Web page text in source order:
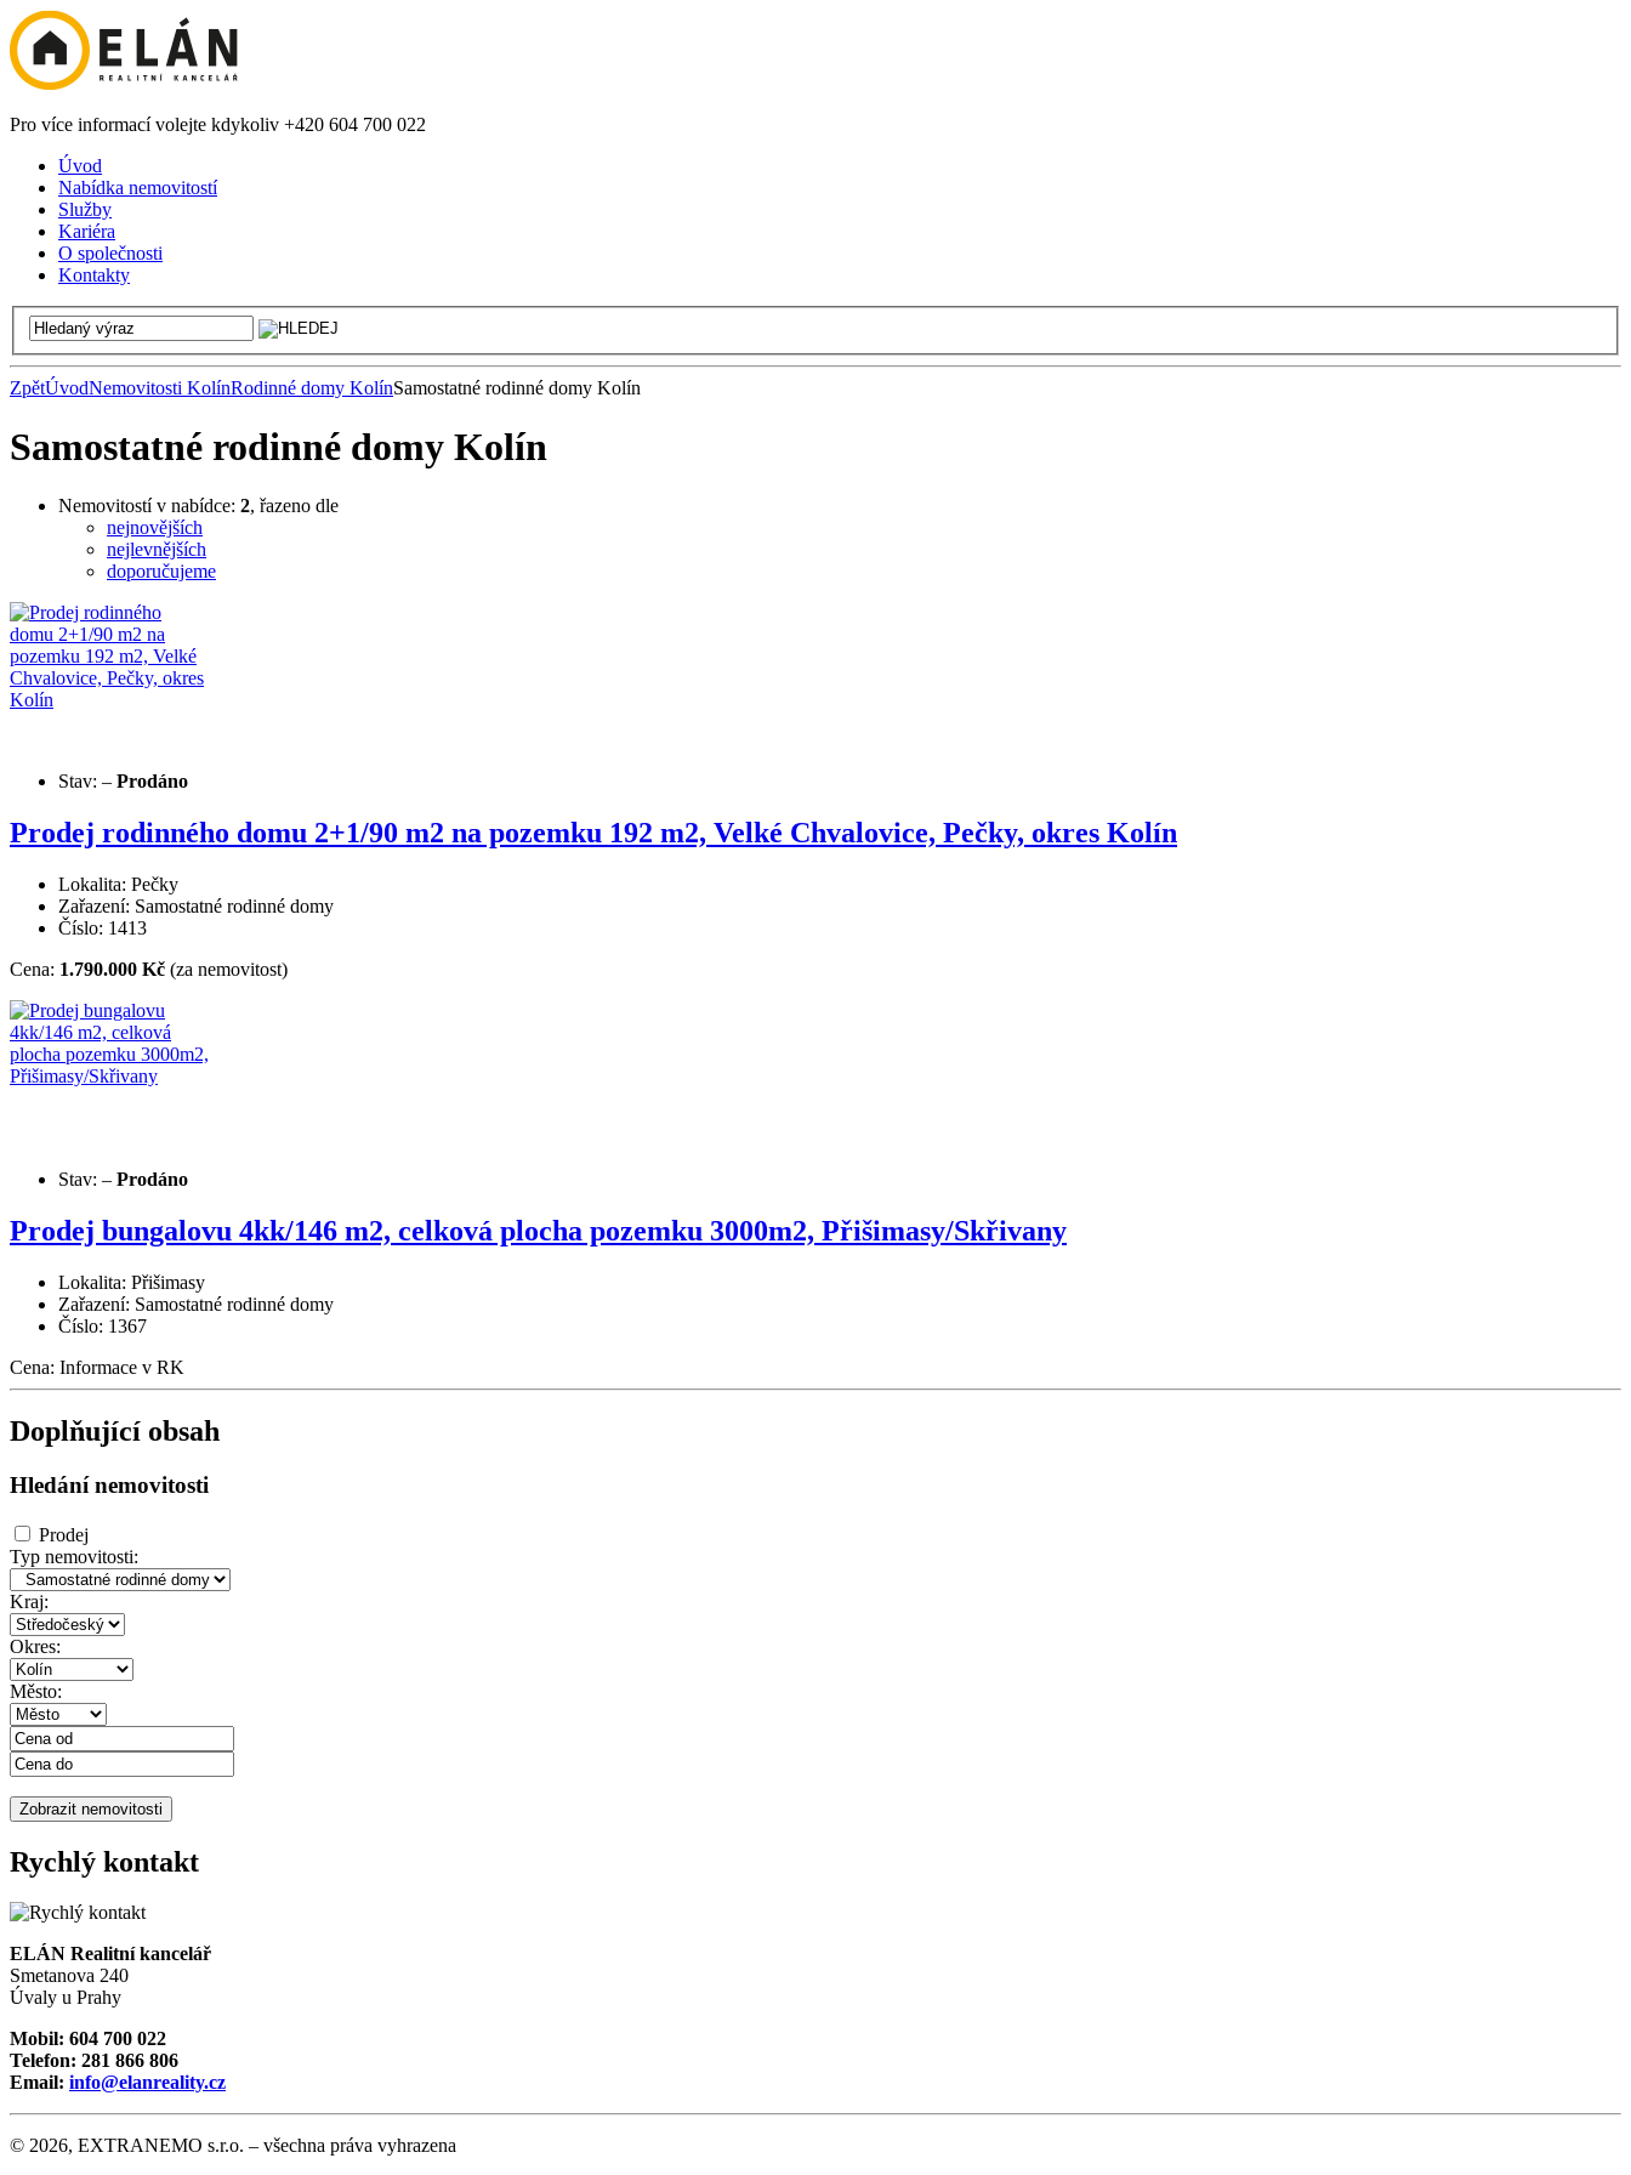
Pro více informací volejte kdykoliv +420 604 700 022
Úvod
Nabídka nemovitostí
Služby
Kariéra
O společnosti
Kontakty
ZpětÚvodNemovitosti KolínRodinné domy KolínSamostatné rodinné domy Kolín
Samostatné rodinné domy Kolín
Nemovitostí v nabídce: 2, řazeno dle
nejnovějších
nejlevnějších
doporučujeme
Stav: – Prodáno
Prodej rodinného domu 2+1/90 m2 na pozemku 192 m2, Velké Chvalovice, Pečky, okres Kolín
Lokalita: Pečky
Zařazení: Samostatné rodinné domy
Číslo: 1413
Cena: 1.790.000 Kč (za nemovitost)
Stav: – Prodáno
Prodej bungalovu 4kk/146 m2, celková plocha pozemku 3000m2, Přišimasy/Skřivany
Lokalita: Přišimasy
Zařazení: Samostatné rodinné domy
Číslo: 1367
Cena: Informace v RK
Doplňující obsah
Hledání nemovitosti
Prodej
Typ nemovitosti:
Kraj:
Okres:
Město:
Rychlý kontakt
ELÁN Realitní kancelář
Smetanova 240
Úvaly u Prahy
Mobil: 604 700 022
Telefon: 281 866 806
Email: info@elanreality.cz
© 2026, EXTRANEMO s.r.o. – všechna práva vyhrazena